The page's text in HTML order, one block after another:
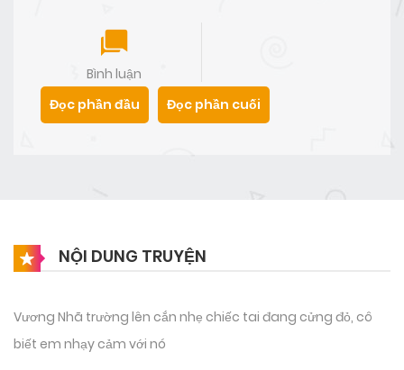
Bình luận
Đọc phần đầu
Đọc phần cuối
NỘI DUNG TRUYỆN
Vương Nhã trường lên cắn nhẹ chiếc tai đang cửng đỏ, cô
biết em nhạy cảm với nó